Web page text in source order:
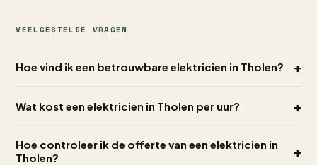
VEELGESTELDE VRAGEN
Hoe vind ik een betrouwbare elektricien in Tholen? +
Wat kost een elektricien in Tholen per uur? +
Hoe controleer ik de offerte van een elektricien in
Tholen?
+